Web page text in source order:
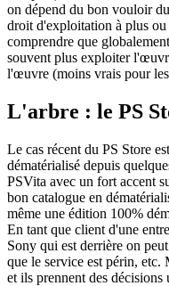
on dépend du bon vouloir
droit d'exploitation à plus
comprendre que
souvent plus exploiter
l'œuvre (moins vrais pour
L'arbre : le PS
Le cas récent du PS Store
dématérialisé depuis
PSVita avec un fort accent
bon catalogue en
même une édition 100%
En tant que client d'une
Sony qui est derrière on
que le service est périn, etc.
et ils prennent des décisions